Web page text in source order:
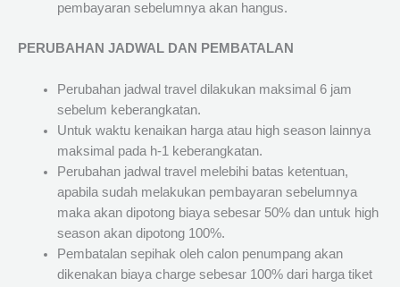
pembayaran sebelumnya akan hangus.
PERUBAHAN JADWAL DAN PEMBATALAN
Perubahan jadwal travel dilakukan maksimal 6 jam
sebelum keberangkatan.
Untuk waktu kenaikan harga atau high season lainnya
maksimal pada h-1 keberangkatan.
Perubahan jadwal travel melebihi batas ketentuan,
apabila sudah melakukan pembayaran sebelumnya
maka akan dipotong biaya sebesar 50% dan untuk high
season akan dipotong 100%.
Pembatalan sepihak oleh calon penumpang akan
dikenakan biaya charge sebesar 100% dari harga tiket